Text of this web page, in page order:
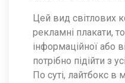
Цей вид світлових
рекламні плакати,
інформаційної або
потрібно підійти з
По суті, лайтбокс в